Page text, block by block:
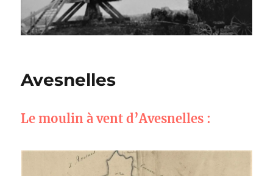
Avesnelles
Le moulin à vent d’Avesnelles :